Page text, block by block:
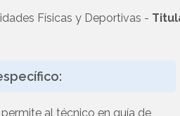
Físicas y Deportivas -
permite al técnico en guía de